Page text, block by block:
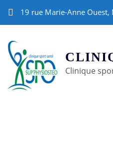
19 rue Marie-Anne Ouest,
Clinique